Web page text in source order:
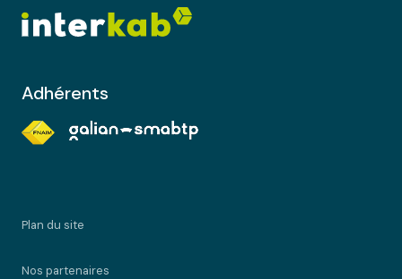
Adhérents
plan du site
nos partenaires